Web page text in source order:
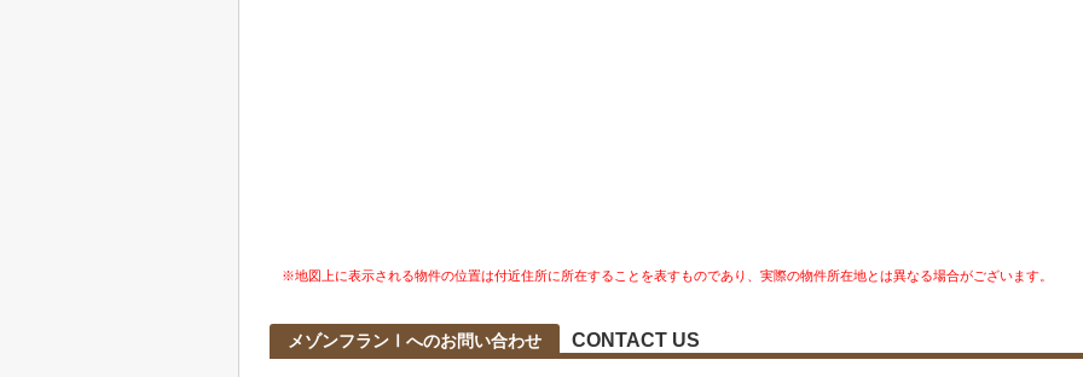
※地図上に表示される物件の位置は付近住所に所在することを表すものであり、実際の物件所在地とは異なる場合がございます。
メゾンフランⅠへのお問い合わせ CONTACT US